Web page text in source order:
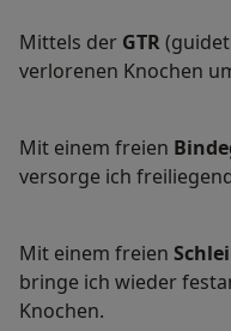
Mittels der GTR
verlorenen Knochen
Mit einem freien
versorge ich
Mit einem freien
bringe ich wieder
Knochen.